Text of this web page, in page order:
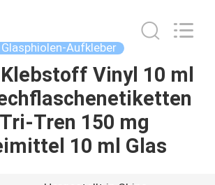
Glasphiolen-Aufkleber
Vinyl 10 ml
Tren 150 mg
10 ml Glas